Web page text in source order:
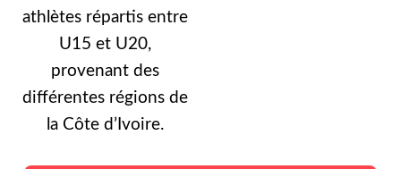
athlètes répartis entre
U15 et U20,
provenant des
différentes régions de
la Côte d’Ivoire.